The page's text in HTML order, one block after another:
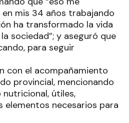
mis 34 años trabajando
ha transformado la vida
sociedad”; y aseguró que
para seguir
con el acompañamiento
provincial, mencionando
útiles,
necesarios para